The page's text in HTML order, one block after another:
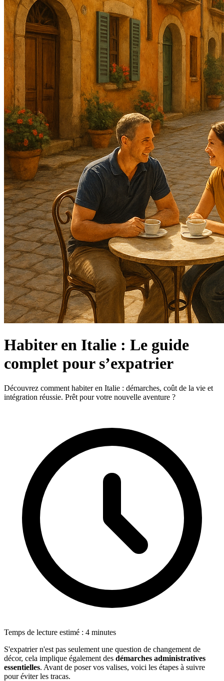
Habiter en Italie : Le guide
complet pour s’expatrier
Découvrez comment habiter en Italie : démarches, coût de la vie et
intégration réussie. Prêt pour votre nouvelle aventure ?
Temps de lecture estimé : 4 minutes
S'expatrier n'est pas seulement une question de changement de
décor, cela implique également des démarches administratives
essentielles. Avant de poser vos valises, voici les étapes à suivre
pour éviter les tracas.